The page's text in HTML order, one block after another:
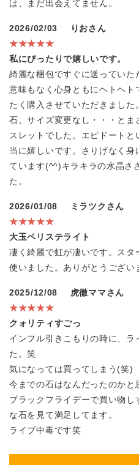
は、まだ出会えてません。
2026/02/03
りおさん
★★★★★
私にぴったりで嬉しいです。
綺麗な梱包ですぐに送っていた
意味もなく心身ともにヘトヘト
たく購入させていただきまし
石、サイズ変更なし・・・と
スレットでした。エピドート
当に嬉しいです。さりげなく
ています(^^)キラキラの水晶さ
た。
2026/01/08
ミラツクさん
★★★★★
大玉ペリステライト
凄く綺麗で虹が凄いです。スタ
使いました。ありがとうござい
2025/12/08
虎徹ママさん
★★★★★
クォリティすごっ
インフル引きこもりの時に、ラ
た。笑
気になっては買ってしまう(笑)
今までの石はなんだったのかと
ブラックフライデーで買い物
な石を見て満足してます。
ライブ中毒です笑